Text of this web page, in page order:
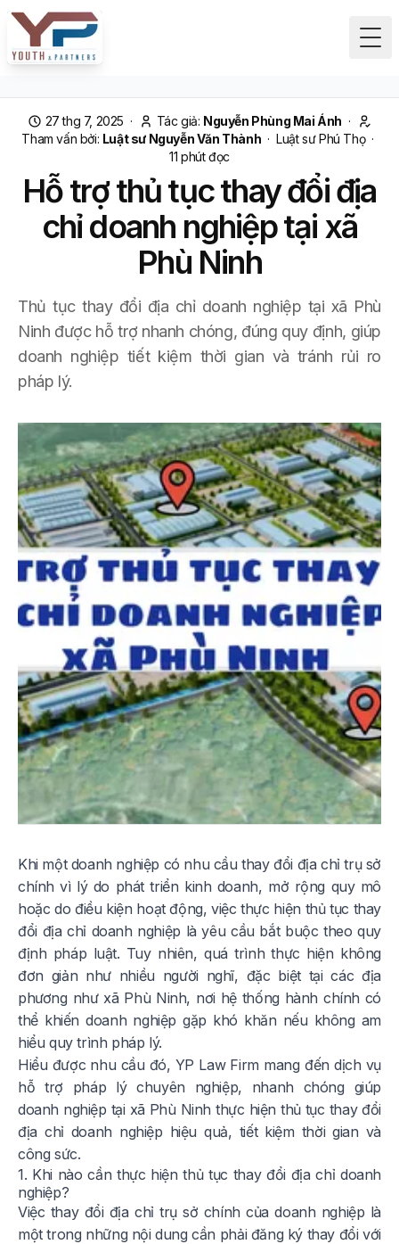
27 thg 7, 2025 · Tác giả: Nguyễn Phùng Mai Ánh ·
Tham vấn bởi: Luật sư Nguyễn Văn Thành ·Luật sư Phú Thọ·
11 phút đọc
Hỗ trợ thủ tục thay đổi địa
chỉ doanh nghiệp tại xã
Phù Ninh
Thủ tục thay đổi địa chỉ doanh nghiệp tại xã Phù
Ninh được hỗ trợ nhanh chóng, đúng quy định, giúp
doanh nghiệp tiết kiệm thời gian và tránh rủi ro
pháp lý.
Khi một doanh nghiệp có nhu cầu thay đổi địa chỉ trụ sở
chính vì lý do phát triển kinh doanh, mở rộng quy mô
hoặc do điều kiện hoạt động, việc thực hiện thủ tục thay
đổi địa chỉ doanh nghiệp là yêu cầu bắt buộc theo quy
định pháp luật. Tuy nhiên, quá trình thực hiện không
đơn giản như nhiều người nghĩ, đặc biệt tại các địa
phương như xã Phù Ninh, nơi hệ thống hành chính có
thể khiến doanh nghiệp gặp khó khăn nếu không am
hiểu quy trình pháp lý.
Hiểu được nhu cầu đó, YP Law Firm mang đến dịch vụ
hỗ trợ pháp lý chuyên nghiệp, nhanh chóng giúp
doanh nghiệp tại xã Phù Ninh thực hiện thủ tục thay đổi
địa chỉ doanh nghiệp hiệu quả, tiết kiệm thời gian và
công sức.
1. Khi nào cần thực hiện thủ tục thay đổi địa chỉ doanh
nghiệp?
Việc thay đổi địa chỉ trụ sở chính của doanh nghiệp là
một trong những nội dung cần phải đăng ký thay đổi với